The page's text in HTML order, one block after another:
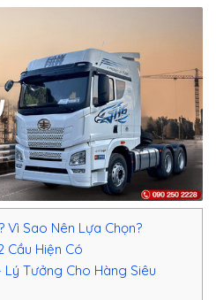
Vì Sao Nên Lựa Chọn?
Cầu Hiện Có
Lý Tưởng Cho Hàng Siêu